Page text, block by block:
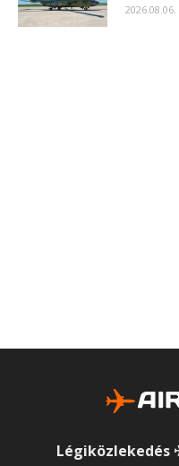
2026.08.06.
Légiközlekedés